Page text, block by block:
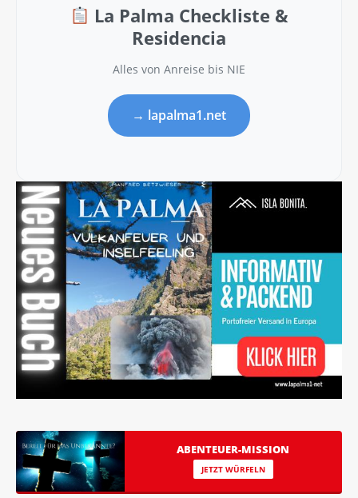
La Palma Checkliste &
Residencia
Alles von Anreise bis NIE
→ lapalma1.net
ABENTEUER-MISSION
JETZT WÜRFELN